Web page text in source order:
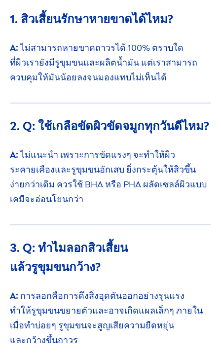
1. สิวเสี้ยนรักษาหายขาดได้ไหม?
A:ไม่สามารถหายขาดถาวรได้ 100% ตราบใด
ที่ผิวเรายังมีรูขุมขนและผลิตน้ำมัน แต่เราสามารถ
ควบคุมให้มันน้อยลงจนมองแทบไม่เห็นได้
2. Q: ใช้เกลือขัดผิวขัดจมูกทุกวันดีไหม?
A:ไม่แนะนำ เพราะการขัดแรงๆ จะทำให้ผิว
ระคายเคืองและรูขุมขนอักเสบ ยิ่งกระตุ้นให้สิวขึ้น
ง่ายกว่าเดิม ควรใช้ BHA หรือ PHA ผลัดเซลล์ผิวแบบ
เคมีจะอ่อนโยนกว่า
3. Q: ทำไมลอกสิวเสี้ยน
แล้วรูขุมขนกว้าง?
A: การลอกคือการดึงสิ่งอุดตันออกอย่างรุนแรง
ทำให้รูขุมขนขยายตัวและอาจเกิดแผลเล็กๆ ภายใน
เมื่อทำบ่อยๆ รูขุมขนจะสูญเสียความยืดหยุ่น
และกว้างขึ้นถาวร